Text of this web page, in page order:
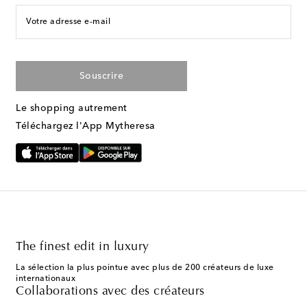
Votre adresse e-mail
Souscrire
Le shopping autrement
Téléchargez l'App Mytheresa
The finest edit in luxury
La sélection la plus pointue avec plus de 200 créateurs de luxe
internationaux
Collaborations avec des créateurs